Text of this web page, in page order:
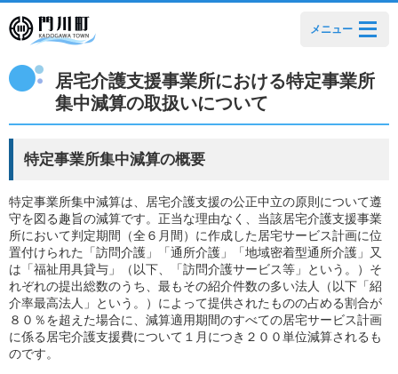
メニュー
居宅介護支援事業所における特定事業所
集中減算の取扱いについて
特定事業所集中減算の概要
特定事業所集中減算は、居宅介護支援の公正中立の原則について遵
守を図る趣旨の減算です。正当な理由なく、当該居宅介護支援事業
所において判定期間（全６月間）に作成した居宅サービス計画に位
置付けられた「訪問介護」「通所介護」「地域密着型通所介護」又
は「福祉用具貸与」（以下、「訪問介護サービス等」という。）そ
れぞれの提出総数のうち、最もその紹介件数の多い法人（以下「紹
介率最高法人」という。）によって提供されたものの占める割合が
８０％を超えた場合に、減算適用期間のすべての居宅サービス計画
に係る居宅介護支援費について１月につき２００単位減算されるも
のです。